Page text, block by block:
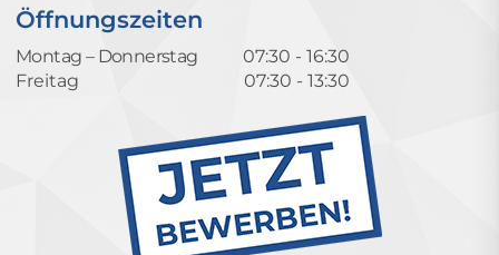
Öffnungszeiten
Montag – Donnerstag
07:30 - 16:30
Freitag
07:30 - 13:30